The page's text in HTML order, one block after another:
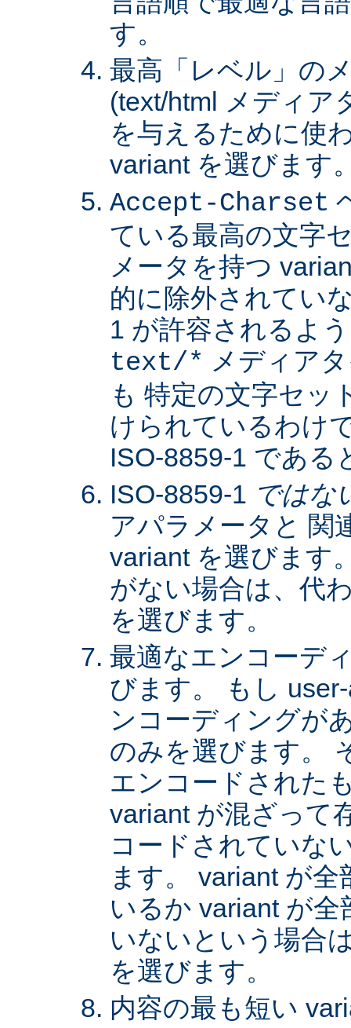
す。
最高「レベル」の
(text/html メディア
を与えるために使
variant を選びます
Accept-Charset
ている最高の文字
メータを持つ
的に除外されてい
1 が許容されるよ
text/* メディア
も 特定の文字セッ
けられているわけ
ISO-8859-1 である
ISO-8859-1 ではな
アパラメータと 関
variant を選びます
がない場合は、代
を選びます。
最適なエンコーデ
びます。 もし
ンコーディングが
のみを選びます。
エンコードされた
variant が混ざって
コードされていな
ます。 variant が
いるか variant が
いないという場合
を選びます。
内容の最も短い